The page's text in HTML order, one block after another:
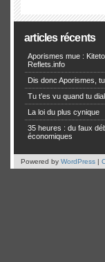
articles récents
Aporismes mue :
Reflets.info
Dis donc Aporismes,
Tu t’es vu quand tu
La loi du plus cynique
35 heures : du faux
économiques
Powered by WordPress |